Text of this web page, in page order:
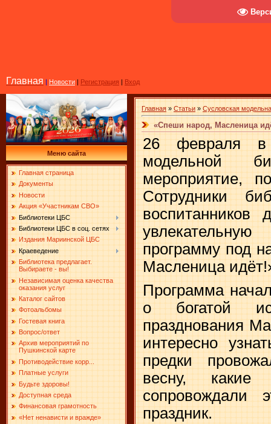
Главная | Новости | Регистрация | Вход
Меню сайта
Главная страница
Документы
Новости
Акция «Участникам СВО»
Библиотеки ЦБС
Библиотеки ЦБС в соц. сетях
Издания Мариинской ЦБС
Краеведение
Библиотека предлагает.
Выбираете - вы!
Независимая оценка качества
оказания услуг
Каталог сайтов
Фотоальбомы
Гостевая книга
Вопрос/ответ
Архив мероприятий по
Пушкинской карте
Противодействие корр...
Платные услуги
Будьте здоровы!
Доступная среда
Финансовая грамотность
«Нет ненависти и вражде»
Главная » Статьи » Сусловская
«Спеши народ, Масленица
26 февраля в
модельной
мероприятие,
Сотрудники
воспитанников
программу под
Масленица
Программа
о богатой
празднования
интересно
предки
весну,
сопровождали
праздник.